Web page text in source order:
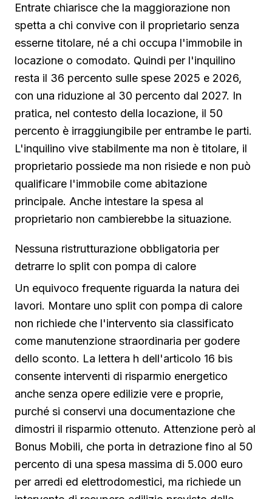
Entrate chiarisce che la maggiorazione non
spetta a chi convive con il proprietario senza
esserne titolare, né a chi occupa l'immobile in
locazione o comodato. Quindi per l'inquilino
resta il 36 percento sulle spese 2025 e 2026,
con una riduzione al 30 percento dal 2027. In
pratica, nel contesto della locazione, il 50
percento è irraggiungibile per entrambe le parti.
L'inquilino vive stabilmente ma non è titolare, il
proprietario possiede ma non risiede e non può
qualificare l'immobile come abitazione
principale. Anche intestare la spesa al
proprietario non cambierebbe la situazione.
Nessuna ristrutturazione obbligatoria per
detrarre lo split con pompa di calore
Un equivoco frequente riguarda la natura dei
lavori. Montare uno split con pompa di calore
non richiede che l'intervento sia classificato
come manutenzione straordinaria per godere
dello sconto. La lettera h dell'articolo 16 bis
consente interventi di risparmio energetico
anche senza opere edilizie vere e proprie,
purché si conservi una documentazione che
dimostri il risparmio ottenuto. Attenzione però al
Bonus Mobili, che porta in detrazione fino al 50
percento di una spesa massima di 5.000 euro
per arredi ed elettrodomestici, ma richiede un